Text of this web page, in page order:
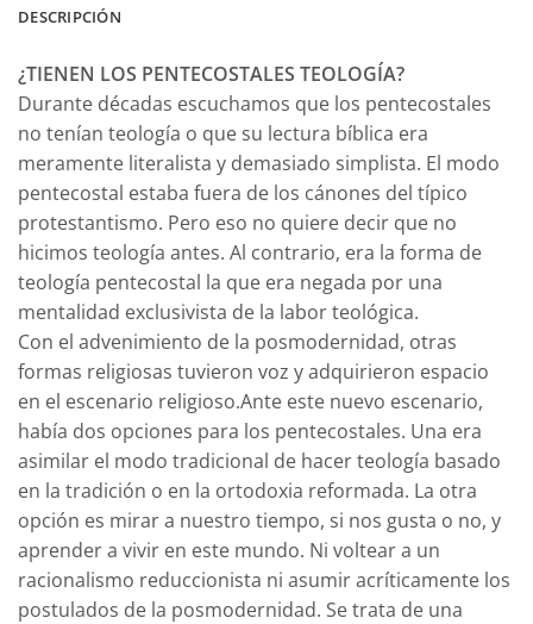
DESCRIPCIÓN
¿TIENEN LOS PENTECOSTALES TEOLOGÍA?
Durante décadas escuchamos que los pentecostales
no tenían teología o que su lectura bíblica era
meramente literalista y demasiado simplista. El modo
pentecostal estaba fuera de los cánones del típico
protestantismo. Pero eso no quiere decir que no
hicimos teología antes. Al contrario, era la forma de
teología pentecostal la que era negada por una
mentalidad exclusivista de la labor teológica.
Con el advenimiento de la posmodernidad, otras
formas religiosas tuvieron voz y adquirieron espacio
en el escenario religioso.Ante este nuevo escenario,
había dos opciones para los pentecostales. Una era
asimilar el modo tradicional de hacer teología basado
en la tradición o en la ortodoxia reformada. La otra
opción es mirar a nuestro tiempo, si nos gusta o no, y
aprender a vivir en este mundo. Ni voltear a un
racionalismo reduccionista ni asumir acríticamente los
postulados de la posmodernidad. Se trata de una